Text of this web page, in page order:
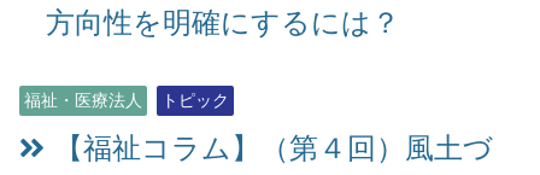
方向性を明確にするには？
福祉・医療法人 トピック
【福祉コラム】（第４回）風土づ